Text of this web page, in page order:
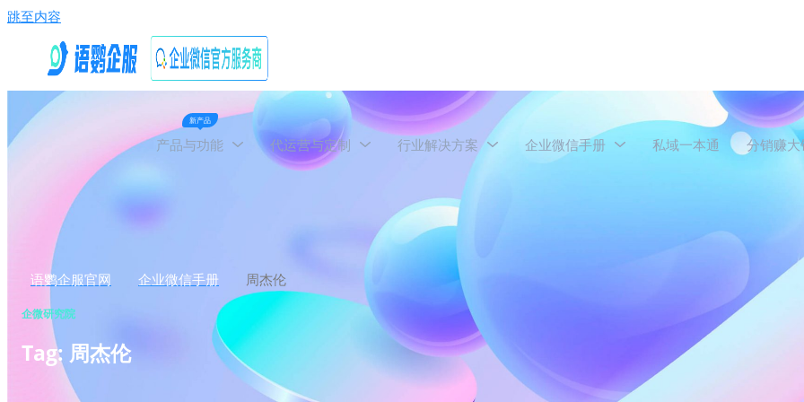
跳至内容
新产品
产品与功能 代运营与定制 行业解决方案 企业微信手册 私域一本通 分销赚大
语鹦企服官网 企业微信手册 周杰伦
企微研究院
Tag: 周杰伦